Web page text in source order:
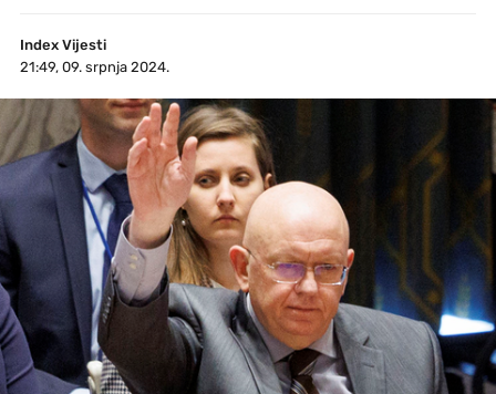
Index Vijesti
21:49, 09. srpnja 2024.